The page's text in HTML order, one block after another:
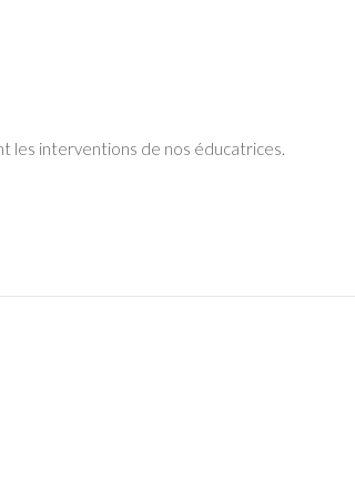
les interventions de nos éducatrices.